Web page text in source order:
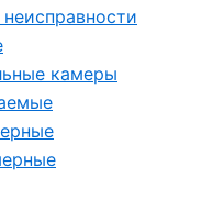
камеры